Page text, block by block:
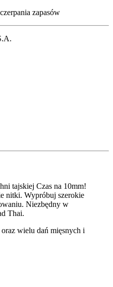
zapasów
tajskiej Czas na 10mm!
nitki. Wypróbuj szerokie
Niezbędny w
Thai.
wielu dań mięsnych i